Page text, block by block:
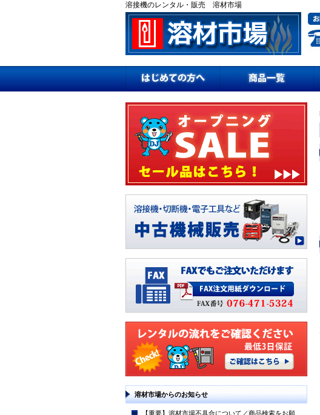
溶接機のレンタル・販売 溶材市場
溶材市場からのお知らせ
【重要】溶材市場不具合について／商品検索をお願